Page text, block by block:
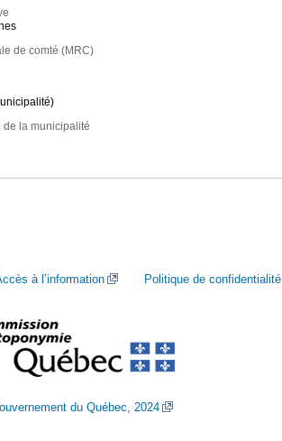
de comté (MRC)
la municipalité
à l’information Politique de confidentialité
du Québec, 2024